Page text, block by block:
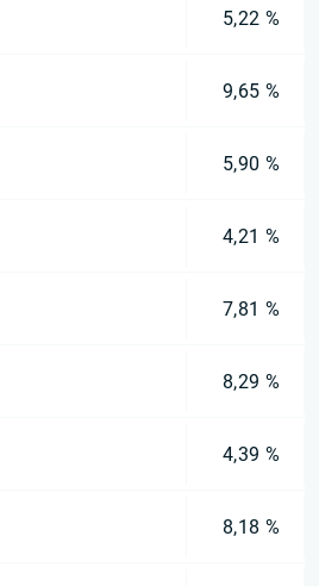
5,22 %
9,65 %
5,90 %
4,21 %
7,81 %
8,29 %
4,39 %
8,18 %